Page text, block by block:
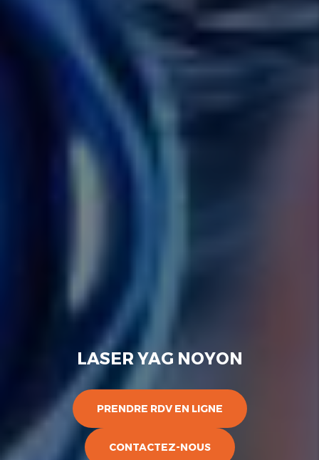
LASER YAG NOYON
PRENDRE RDV EN LIGNE
CONTACTEZ-NOUS